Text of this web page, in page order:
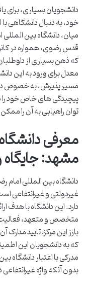
دانشجویان بسیاری،
خود، به دنبال دانشگاهی
میان، دانشگاه بین
قدس رضوی، همواره در
که ذهن بسیاری از
معدل برای ورود به این
مسیر پذیرش، به خصوص
پیچیدگی های خاص خود را
توان راهیابی به آن را
معرفی
مشهد: جایگاه
دانشگاه بین المللی
غیردولتی و غیرانتفاعی
دارد. این دانشگاه با هدف
متخصص و متعهد، فعالیت
بارز این مرکز، تایید
که به دانشجویان این
مدرکی با اعتبار دانشگاه
بدون آنکه واژه